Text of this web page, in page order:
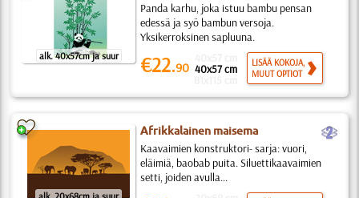
alk. 40x57cm ja suur
Panda karhu, joka istuu bambu pensan
edessä ja syö bambun versoja.
Yksikerroksinen sapluuna.
€22.90 40x57 cm
LISÄÄ KOKOJA,
MUUT OPTIOT
Afrikkalainen maisema b
Kaavaimien konstruktori- sarja: vuori,
eläimiä, baobab puita. Siluettikaavaimien
setti, joiden avulla...